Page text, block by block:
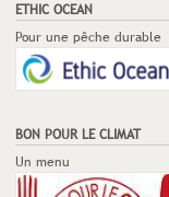
ETHIC OCEAN
Pour une pêche durable
BON POUR LE CLIMAT
Un menu